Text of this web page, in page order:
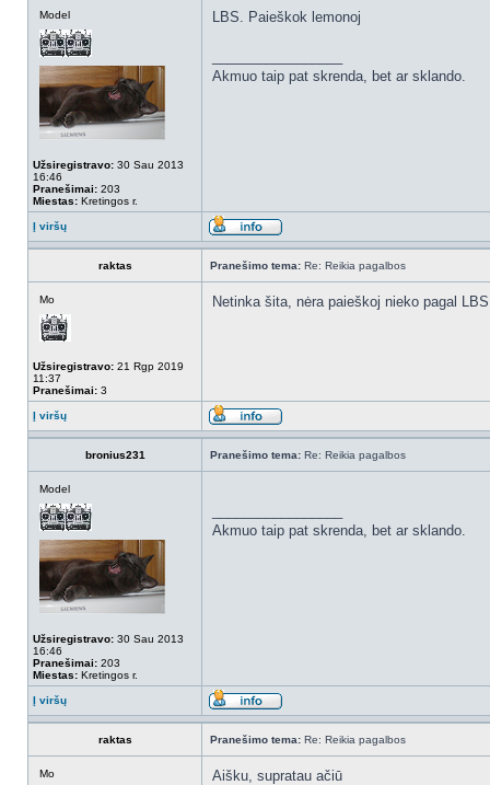
Model
Užsiregistravo: 30 Sau 2013
16:46
Pranešimai: 203
Miestas: Kretingos r.
LBS. Paieškok lemonoj
Akmuo taip pat skrenda, bet ar sklando.
Į viršų
raktas Pranešimo tema: Re: Reikia pagalbos
Mo
Užsiregistravo: 21 Rgp 2019
11:37
Pranešimai: 3
Netinka šita, nėra paieškoj nieko pagal LBS
Į viršų
bronius231 Pranešimo tema: Re: Reikia pagalbos
Model
Užsiregistravo: 30 Sau 2013
16:46
Pranešimai: 203
Miestas: Kretingos r.
Akmuo taip pat skrenda, bet ar sklando.
Į viršų
raktas Pranešimo tema: Re: Reikia pagalbos
Mo
Aišku, supratau ačiū